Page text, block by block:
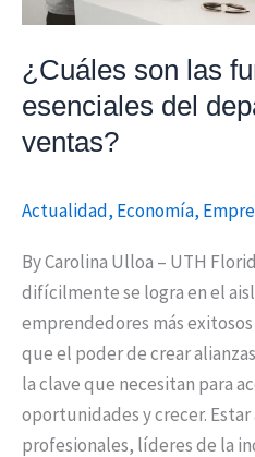
¿Cuáles son las
esenciales del
ventas?
Actualidad, Economía,
By Carolina Ulloa – UTH
difícilmente se logra en el
emprendedores más
que el poder de crear
la clave que necesitan para
oportunidades y crecer.
profesionales, líderes de la